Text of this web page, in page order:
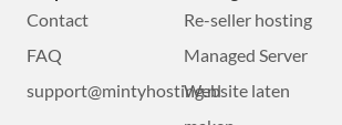
Contact
FAQ
support@mintyhosting.nl
Re-seller hosting
Managed Server
Website laten